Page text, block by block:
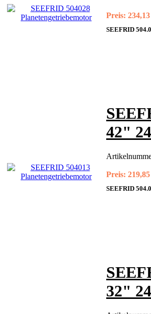
Preis:
SEEFRID
42"
Preis:
SEEFRID
32"